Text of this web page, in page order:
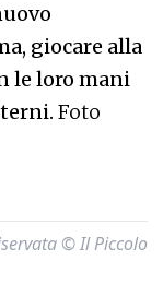
giocare alla
le loro mani
Foto
© Il Piccolo